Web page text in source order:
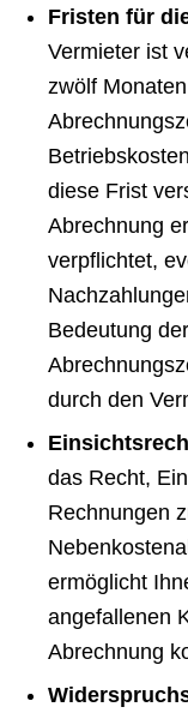
Fristen für
Vermieter ist
zwölf
diese Frist
Abrechnung
verpflichtet,
Bedeutung
durch den
das Recht,
Rechnungen
ermöglicht
angefallenen
Abrechnung